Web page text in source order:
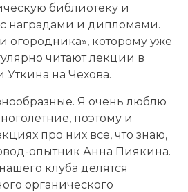
библиотеку и
наградами и дипломами.
огородника», которому уже
читают лекции в
на Чехова.
Я очень люблю
поэтому и
про них все, что знаю,
опытник Анна Пиякина.
клуба делятся
органического